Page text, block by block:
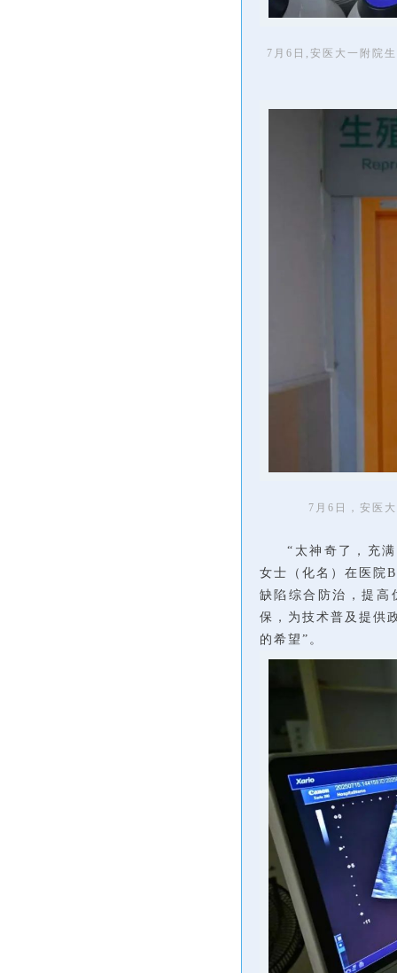
7月6日,安医大一附院
7月6日，安医
“太神奇了，充
女士（化名）在医院
缺陷综合防治，提
保，为技术普及提供
的希望”。